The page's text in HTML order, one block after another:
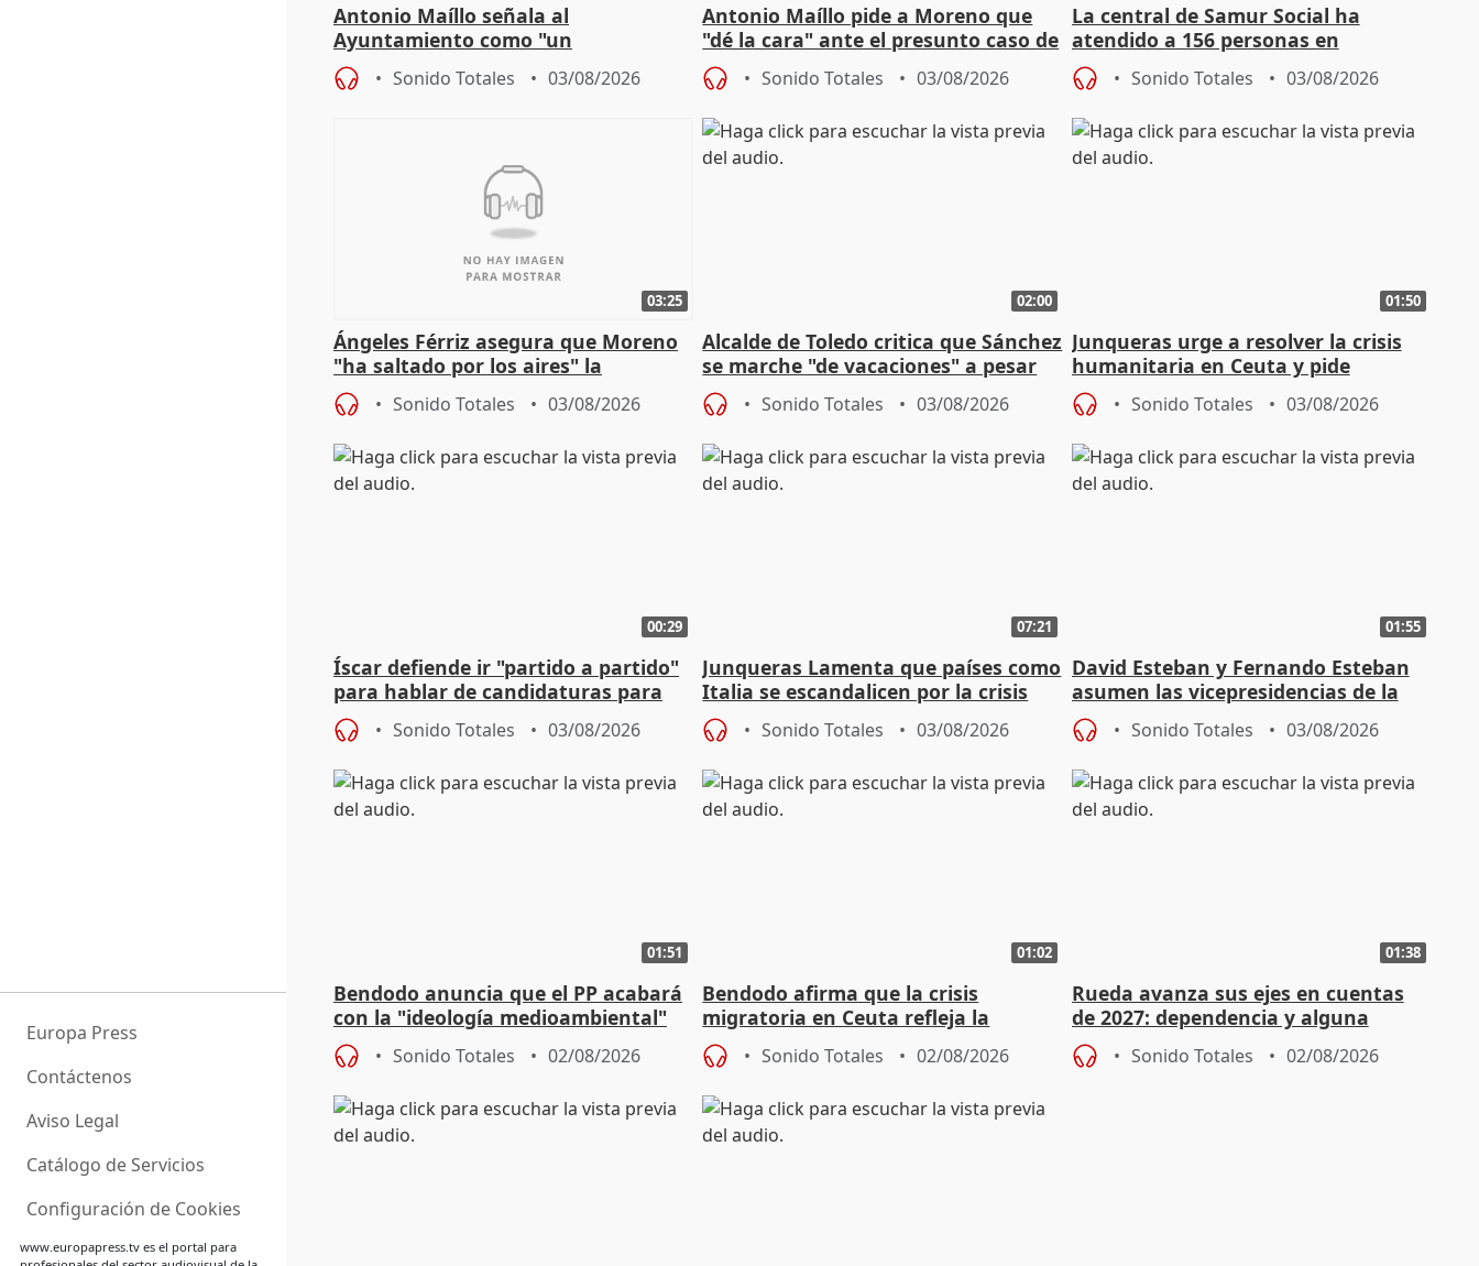
Europa Press
Contáctenos
Aviso Legal
Catálogo de Servicios
Configuración de Cookies
www.europapress.tves el portal para
Antonio Maíllo señala al
Ayuntamiento como "un
especulador más" sobre viviendas de
Jiménez Becerril
Sonido Totales 03/08/2026
Antonio Maíllo pide a Moreno que
"dé la cara" ante el presunto caso de
acoso del CEO de ADM
Sonido Totales 03/08/2026
La central de Samur Social ha
atendido a 156 personas en
situación de calle durante Campaña
de CalorSonido Totales 03/08/2026
03:25
Ángeles Férriz asegura que Moreno
"ha saltado por los aires" la
negociación tras acuerdo con SMA
Sonido Totales 03/08/2026
02:00
Alcalde de Toledo critica que Sánchez
se marche "de vacaciones" a pesar
de la crisis migratoria
Sonido Totales 03/08/2026
01:50
Junqueras urge a resolver la crisis
humanitaria en Ceuta y pide
responsabilidad a la UE
Sonido Totales 03/08/2026
00:29
Íscar defiende ir "partido a partido"
para hablar de candidaturas para
2027
Sonido Totales 03/08/2026
07:21
Junqueras Lamenta que países como
Italia se escandalicen por la crisis
migratoria
Sonido Totales 03/08/2026
01:55
David Esteban y Fernando Esteban
asumen las vicepresidencias de la
Diputación de Valladolid
Sonido Totales 03/08/2026
01:51
Bendodo anuncia que el PP acabará
con la "ideología medioambiental"
para regenerar las playas
Sonido Totales 02/08/2026
01:02
Bendodo afirma que la crisis
migratoria en Ceuta refleja la
"extrema debilidad" del Gobierno
Sonido Totales 02/08/2026
01:38
Rueda avanza sus ejes en cuentas
de 2027: dependencia y alguna
rebaja fiscal más en vivienda
Sonido Totales 02/08/2026